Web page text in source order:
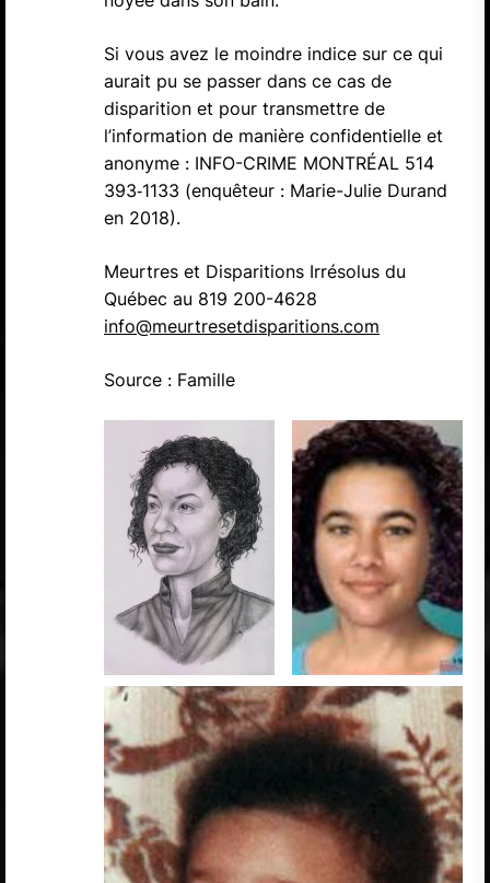
Si vous avez le moindre indice sur ce qui
aurait pu se passer dans ce cas de
disparition et pour transmettre de
l’information de manière confidentielle et
anonyme : INFO-CRIME MONTRÉAL 514
393‑1133 (enquêteur : Marie-Julie Durand
en 2018).
Meurtres et Disparitions Irrésolus du
Québec au 819 200-4628
info@meurtresetdisparitions.com
Source : Famille